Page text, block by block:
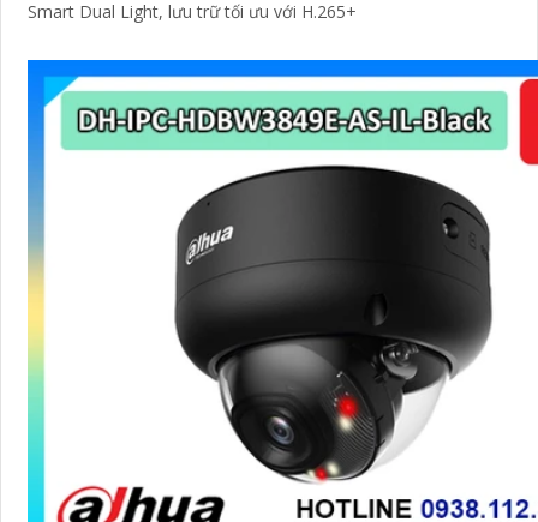
Smart Dual Light, lưu trữ tối ưu với H.265+